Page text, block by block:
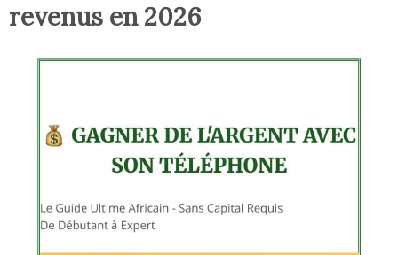
revenus en 2026